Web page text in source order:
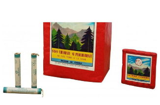
Hochzeit, Geburtstag, Party
Alle anzeigen
Feuerschriften
Indoor-Fontänen
Herz- und Konfetti-Shooter
Wunderkerzen, Fackeln
Tischfeuerwerk